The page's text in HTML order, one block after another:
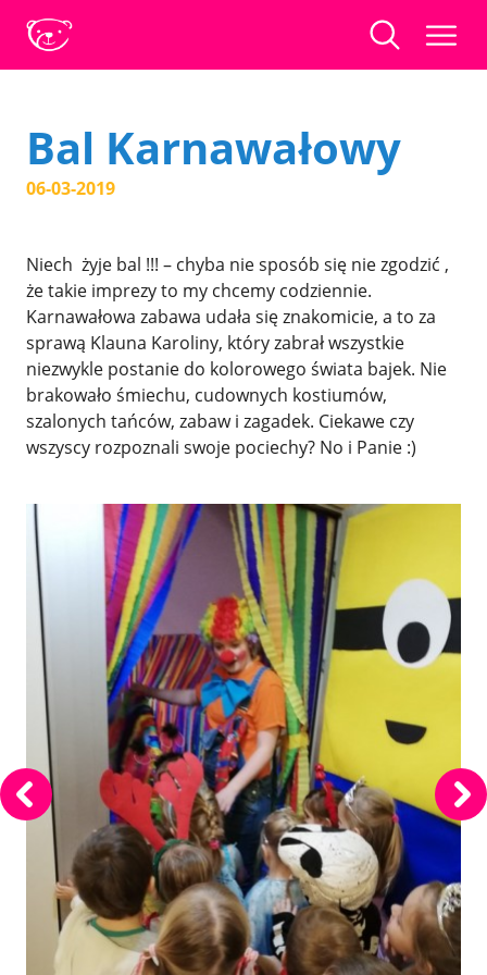
Bal Karnawałowy
06-03-2019
Niech żyje bal !!! – chyba nie sposób się nie zgodzić ,
że takie imprezy to my chcemy codziennie.
Karnawałowa zabawa udała się znakomicie, a to za
sprawą Klauna Karoliny, który zabrał wszystkie
niezwykle postanie do kolorowego świata bajek. Nie
brakowało śmiechu, cudownych kostiumów,
szalonych tańców, zabaw i zagadek. Ciekawe czy
wszyscy rozpoznali swoje pociechy? No i Panie :)